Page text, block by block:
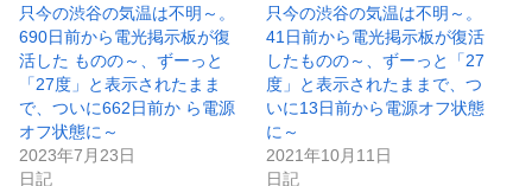
ウ
で
開
き
ま
す
)
い
(
新
し
い
ウ
ィ
ン
ウ
で
只今の渋谷の気温は不明～。
690日前から電光掲示板が復
活した ものの～、ずーっと
「27度」と表示されたまま
で、ついに662日前か ら電源
オフ状態に～
2023年7月23日
日記
只今の渋谷の気温は不明～。
41日前から電光掲示板が復活
したものの～、ずーっと「27
度」と表示されたままで、つ
いに13日前から電源オフ状態
に～
2021年10月11日
日記